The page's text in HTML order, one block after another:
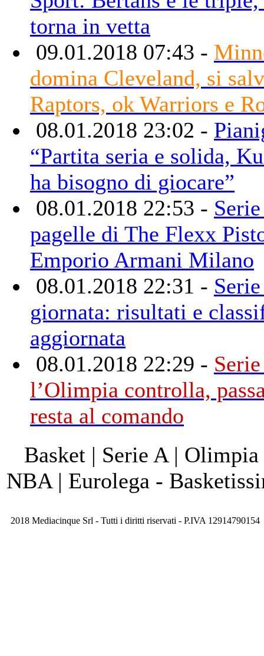
torna in vetta
09.01.2018 07:43 -
domina Cleveland, si
Raptors, ok Warriors e
08.01.2018 23:02 -
“Partita seria e solida,
ha bisogno di giocare”
08.01.2018 22:53 -
pagelle di The Flexx
Emporio Armani Milano
08.01.2018 22:31 -
giornata: risultati e
aggiornata
08.01.2018 22:29 -
l’Olimpia controlla,
resta al comando
Basket | Serie A |
NBA | Eurolega -
2018 Mediacinque Srl - Tutti i diritti riservati - P.IVA 12914790154